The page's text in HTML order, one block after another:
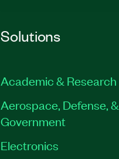
Solutions
Academic & Research
Aerospace, Defense, &
Government
Electronics